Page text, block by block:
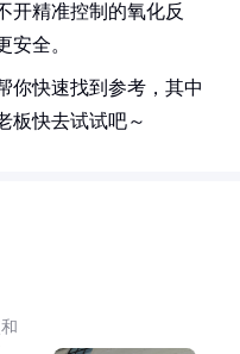
开精准控制的氧化反
安全。
你快速找到参考，其中
板快去试试吧～